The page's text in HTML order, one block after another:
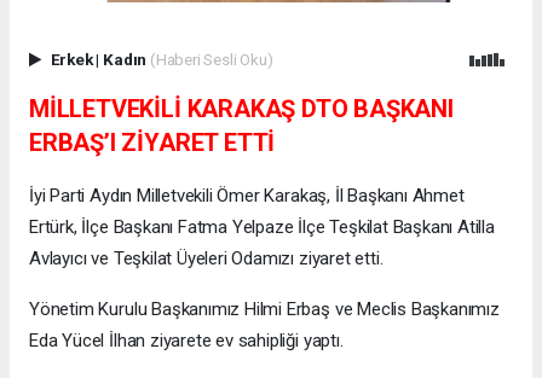
Erkek| Kadın (Haberi Sesli Oku)
MİLLETVEKİLİ KARAKAŞ DTO BAŞKANI
ERBAŞ’I ZİYARET ETTİ
İyi Parti Aydın Milletvekili Ömer Karakaş, İl Başkanı Ahmet
Ertürk, İlçe Başkanı Fatma Yelpaze İlçe Teşkilat Başkanı Atilla
Avlayıcı ve Teşkilat Üyeleri Odamızı ziyaret etti.
Yönetim Kurulu Başkanımız Hilmi Erbaş ve Meclis Başkanımız
Eda Yücel İlhan ziyarete ev sahipliği yaptı.